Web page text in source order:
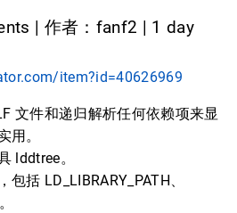
| 作者：fanf2 | 1 day
item?id=40626969
文件和递归解析任何依赖项来显
用。
lddtree。
括 LD_LIBRARY_PATH、